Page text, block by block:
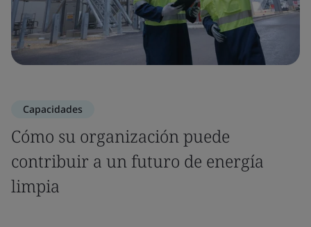
Capacidades
Cómo su organización puede
contribuir a un futuro de energía
limpia